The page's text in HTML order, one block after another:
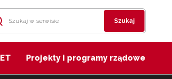
Szukaj
Projekty i programy rządowe